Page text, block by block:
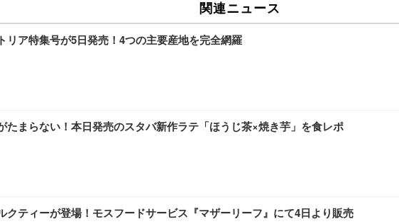
関連ニュース
リア特集号が5日発売！4つの主要産地を完全網羅
たまらない！本日発売のスタバ新作ラテ「ほうじ茶×焼き芋」を食レポ
クティーが登場！モスフードサービス『マザーリーフ』にて4日より販売